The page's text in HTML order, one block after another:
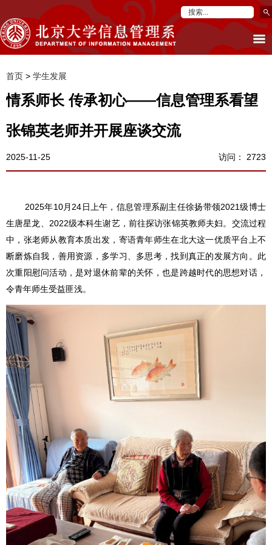
首页 > 学生发展
情系师长 传承初心——信息管理系看望
张锦英老师并开展座谈交流
2025-11-25 访问： 2723
2025年10月24日上午，信息管理系副主任徐扬带领2021级博士
生唐星龙、2022级本科生谢艺，前往探访张锦英教师夫妇。交流过程
中，张老师从教育本质出发，寄语青年师生在北大这一优质平台上不
断磨炼自我，善用资源，多学习、多思考，找到真正的发展方向。此
次重阳慰问活动，是对退休前辈的关怀，也是跨越时代的思想对话，
令青年师生受益匪浅。